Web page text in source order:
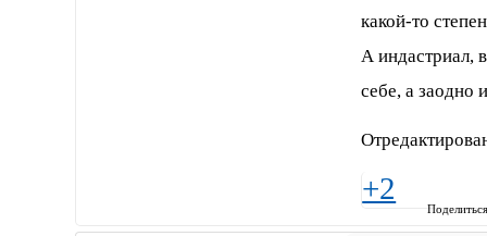
какой-то
А индастриал,
себе, а заодно
+2